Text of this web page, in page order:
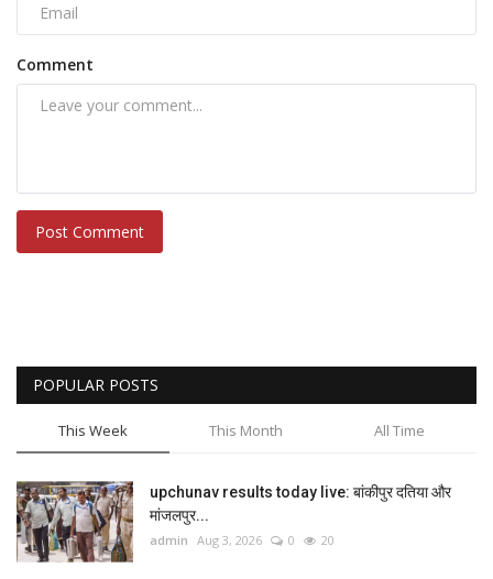
Comment
Post Comment
POPULAR POSTS
This Week This Month All Time
upchunav results today live: बांकीपुर दतिया और
मांजलपुर...
admin Aug 3, 2026 0 20